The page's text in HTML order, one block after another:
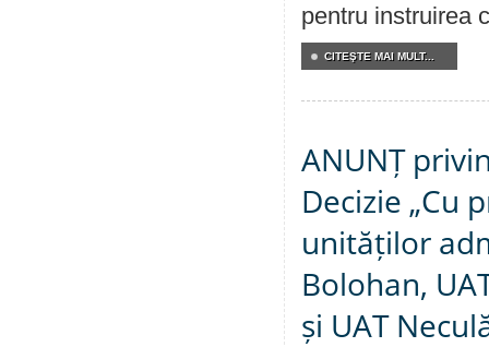
pentru instruirea
CITEŞTE MAI MULT...
ANUNȚ
Decizie „Cu
unităților
Bolohan,
și UAT